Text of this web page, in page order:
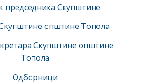
председника Скупштине
општине Топола
Скупштине општине
Топола
Одборници